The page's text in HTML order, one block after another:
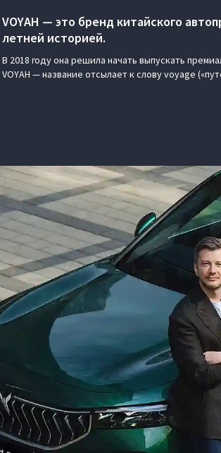
VOYAH — это бренд китайского
летней историей.
В 2018 году она решила начать выпускать
VOYAH — название отсылает к слову voyage